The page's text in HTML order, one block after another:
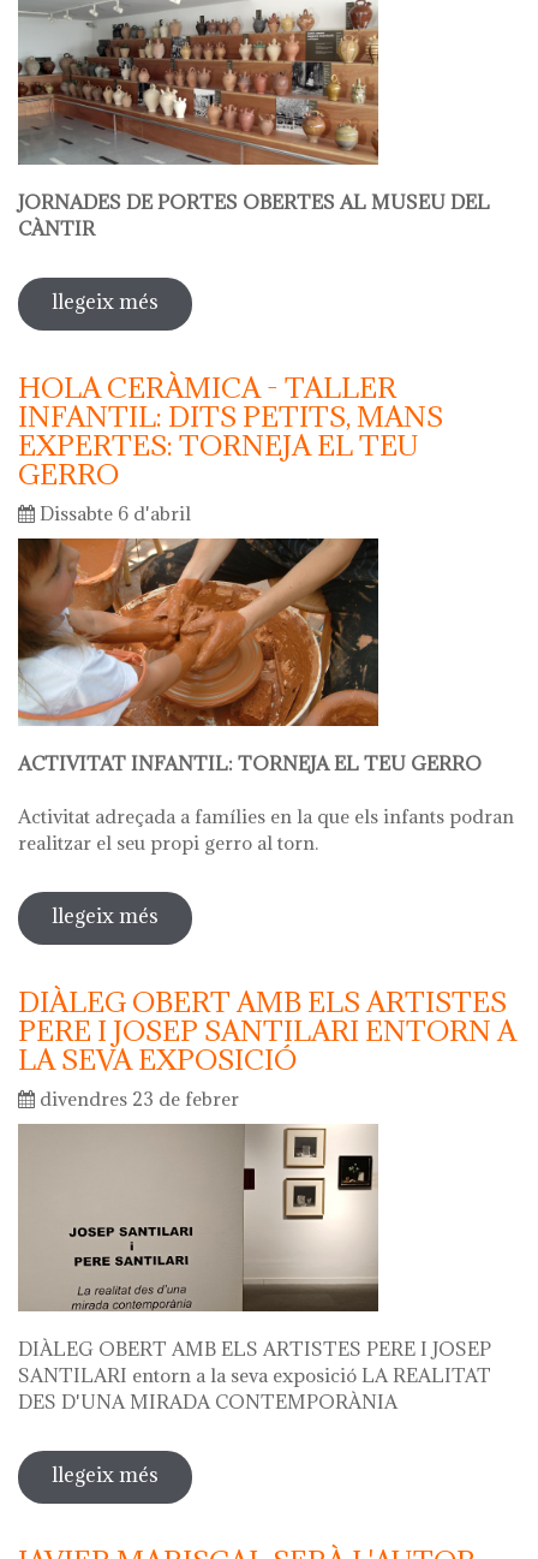
JORNADES DE PORTES OBERTES AL MUSEU DEL
CÀNTIR
llegeix més sobre hola ceràmica - jornades de
portes obertes al museu del càntir
HOLA CERÀMICA - TALLER
INFANTIL: DITS PETITS, MANS
EXPERTES: TORNEJA EL TEU
GERRO
Dissabte 6 d'abril
ACTIVITAT INFANTIL: TORNEJA EL TEU GERRO
Activitat adreçada a famílies en la que els infants podran
realitzar el seu propi gerro al torn.
llegeix més sobre hola ceràmica - taller infantil:
dits petits, mans expertes: torneja el
DIÀLEG OBERT AMB ELS ARTISTES
PERE I JOSEP SANTILARI ENTORN A
LA SEVA EXPOSICIÓ
divendres 23 de febrer
DIÀLEG OBERT AMB ELS ARTISTES PERE I JOSEP
SANTILARI entorn a la seva exposició LA REALITAT
DES D'UNA MIRADA CONTEMPORÀNIA
llegeix més sobre diàleg obert amb els artistes
pere i josep santilari entorn a la seva